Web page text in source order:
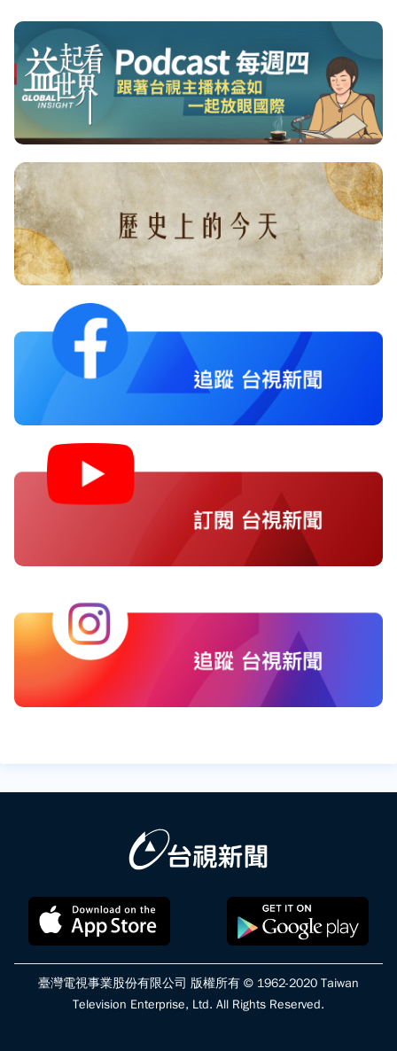
臺灣電視事業股份有限公司 版權所有 © 1962-2020 Taiwan
Television Enterprise, Ltd. All Rights Reserved.